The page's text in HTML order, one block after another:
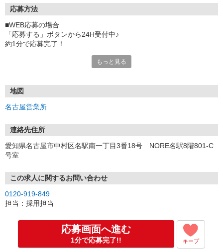
応募方法
■WEB応募の場合
「応募する」ボタンから24H受付中♪
約1分で応募完了！
①応募から3営業日を目安に、メールorお電話でご連絡します。
★スマホでWEB面接（LINEなど）・出張面接・事務所面接と選べま
す
③面接実施（履歴書不要）
④勤務開始（スタート日は応相談）
お気軽にご応募ください♪
もっと見る
地図
名古屋営業所
連絡先住所
愛知県名古屋市中村区名駅南一丁目3番18号 NORE名駅8階801-C
号室
この求人に関するお問い合わせ
0120-919-849
担当：採用担当
応募画面へ進む
1分で応募完了!! キープ